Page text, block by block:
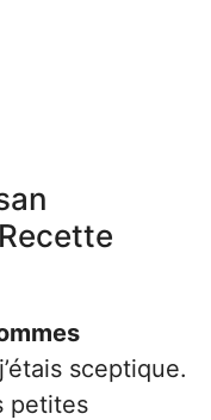
sceptique.
petites